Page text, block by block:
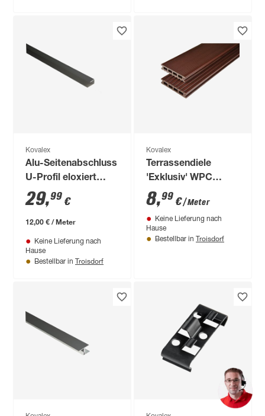
Kovalex
Alu-Seitenabschluss
U-Profil eloxiert
2500 x 27 x 24/47
mm
29,99 €
12,00 € / Meter
Keine Lieferung nach
Hause
Bestellbar in Troisdorf
Kovalex
Terrassendiele
'Exklusiv' WPC
schokobraun 1000 x
145 x 26 mm
8,99 €/ Meter
Keine Lieferung nach
Hause
Bestellbar in Troisdorf